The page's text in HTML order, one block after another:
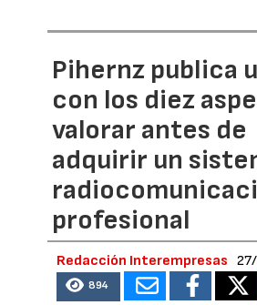
Pihernz publica
con los diez
valorar antes de
adquirir un
profesional
Redacción Interempresas
894